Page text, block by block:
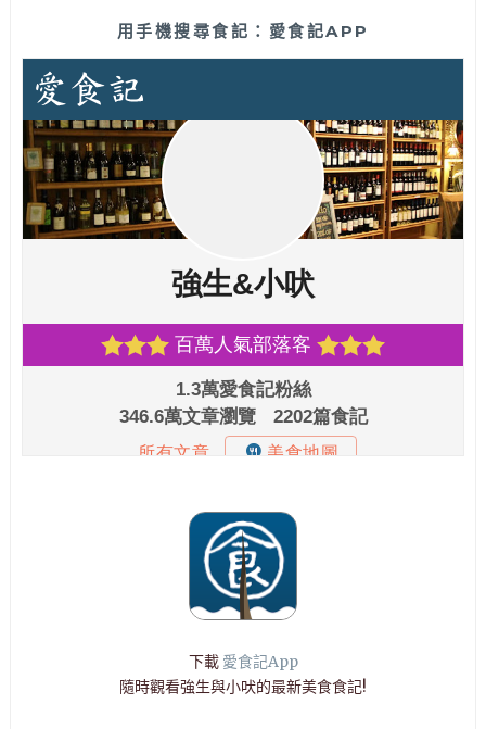
用手機搜尋食記：愛食記APP
下載 愛食記App
隨時觀看強生與小吠的最新美食食記!